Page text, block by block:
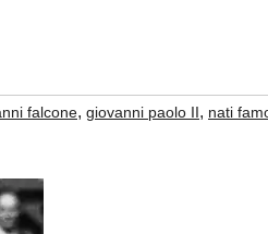
falcone, giovanni paolo II, nati